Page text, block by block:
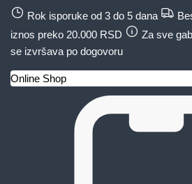
Rok isporuke od 3 do 5 dana
iznos preko 20.000 RSD
Za sve
se izvršava po dogovoru
Online Shop